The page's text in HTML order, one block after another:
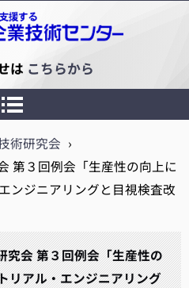
は こちらから
術研究会 ›
第３回例会「生産性の向上に
ンジニアリングと目視検査改
究会 第３回例会「生産性の
リアル・エンジニアリング